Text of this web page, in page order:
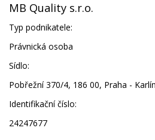
MB Quality s.r.o.
Typ podnikatele:
Právnická osoba
Sídlo:
Pobřežní 370/4, 186 00, Praha - Karlín
Identifikační číslo:
24247677